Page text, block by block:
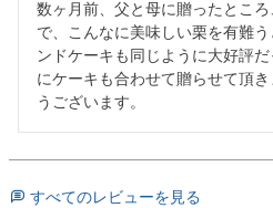
数ヶ月前、父と母に贈ったとこ
で、こんなに美味しい栗を有難
ンドケーキも同じように大好評
にケーキも合わせて贈らせて頂
うございます。
すべてのレビューを見る